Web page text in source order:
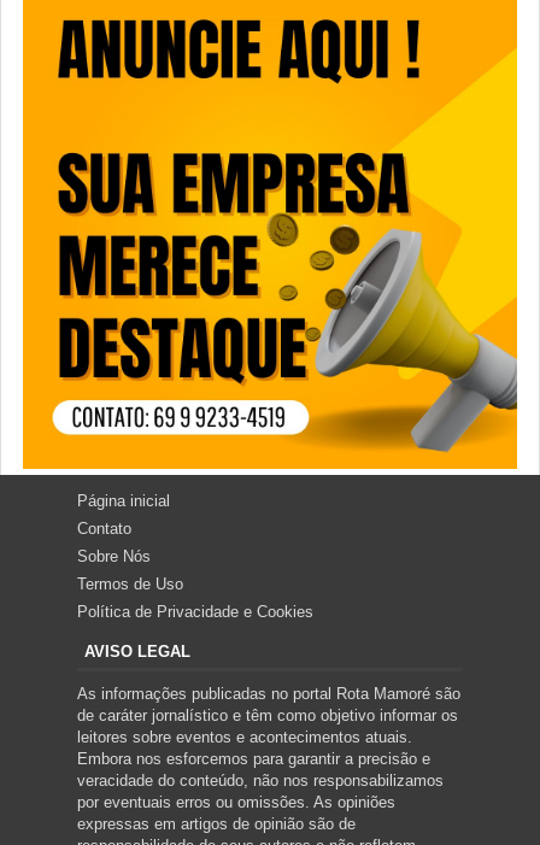
Página inicial
Contato
Sobre Nós
Termos de Uso
Política de Privacidade e Cookies
AVISO LEGAL
As informações publicadas no portal Rota Mamoré são
de caráter jornalístico e têm como objetivo informar os
leitores sobre eventos e acontecimentos atuais.
Embora nos esforcemos para garantir a precisão e
veracidade do conteúdo, não nos responsabilizamos
por eventuais erros ou omissões. As opiniões
expressas em artigos de opinião são de